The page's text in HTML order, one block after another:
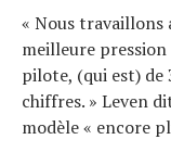
« Nous travaillons
meilleure
pilote, (qui est) de
chiffres. » Leven
modèle « encore